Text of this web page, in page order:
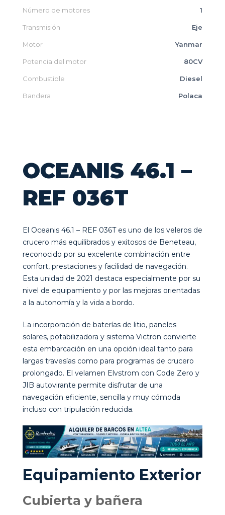
Número de motores 1
Transmisión Eje
Motor Yanmar
Potencia del motor 80CV
Combustible Diesel
Bandera Polaca
OCEANIS 46.1 –
REF 036T
El Oceanis 46.1 – REF 036T es uno de los veleros de
crucero más equilibrados y exitosos de Beneteau,
reconocido por su excelente combinación entre
confort, prestaciones y facilidad de navegación.
Esta unidad de 2021 destaca especialmente por su
nivel de equipamiento y por las mejoras orientadas
a la autonomía y la vida a bordo.
La incorporación de baterías de litio, paneles
solares, potabilizadora y sistema Victron convierte
esta embarcación en una opción ideal tanto para
largas travesías como para programas de crucero
prolongado. El velamen Elvstrom con Code Zero y
JIB autovirante permite disfrutar de una
navegación eficiente, sencilla y muy cómoda
incluso con tripulación reducida.
Equipamiento Exterior
Cubierta y bañera